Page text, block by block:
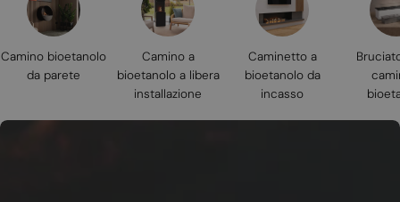
Camino bioetanolo
da parete
Camino a
bioetanolo a libera
installazione
Caminetto a
bioetanolo da
incasso